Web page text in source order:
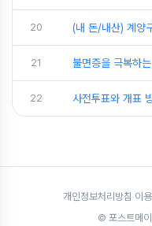
20 (내 돈/내산) 계양
21 불면증을 극복하
22 사전투표와 개표
개인정보처리방침 ·이
© 포스트메